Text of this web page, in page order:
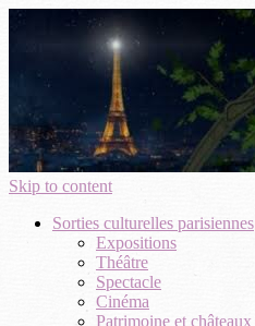
Skip to content
Sorties culturelles parisiennes
Expositions
Théâtre
Spectacle
Cinéma
Patrimoine et châteaux